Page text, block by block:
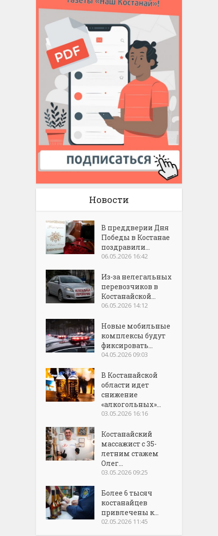
Новости
В преддверии Дня
Победы в Костанае
поздравили...
06.05.2026 16:42
Из-за нелегальных
перевозчиков в
Костанайской...
06.05.2026 14:12
Новые мобильные
комплексы будут
фиксировать...
04.05.2026 09:03
В Костанайской
области идет
снижение
«алкогольных»...
03.05.2026 16:16
Костанайский
массажист с 35-
летним стажем
Олег...
03.05.2026 09:25
Более 6 тысяч
костанайцев
привлечены к...
02.05.2026 11:45